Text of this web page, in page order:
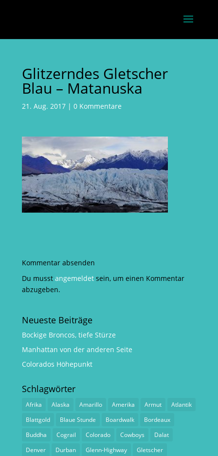
Glitzerndes Gletscher
Blau – Matanuska
21. Aug. 2017| 0 Kommentare
Kommentar absenden
Du musst angemeldetsein, um einen Kommentar
abzugeben.
Neueste Beiträge
Bockige Broncos, tiefe Stürze
Manhattan von der anderen Seite
Colorados Höhepunkt
Schlagwörter
Afrika Alaska Amarillo Amerika Armut
Atlantik
Blattgold
Blaue Stunde Boardwalk
Bordeaux
Buddha
Cograil Colorado Cowboys
Dalat
Denver
Durban Glenn-Highway
Gletscher